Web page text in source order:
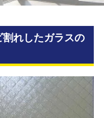
割れしたガラスの